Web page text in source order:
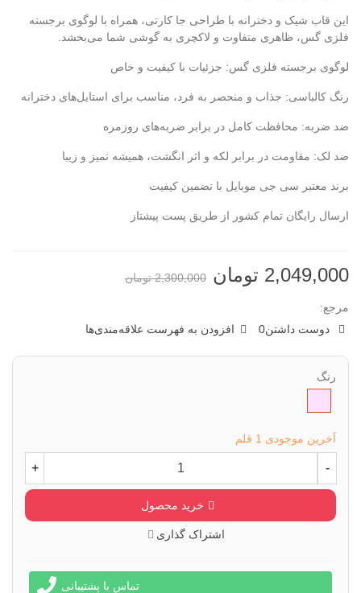
این قاب شیک و دخترانه با طراحی جا کارتی، همراه با لوگوی برجسته
فلزی گس، ظاهری متفاوت و لاکچری به گوشی شما می‌بخشد.
لوگوی برجسته فلزی گس: جزئیات با کیفیت و خاص
رنگ کالباسی: جذاب و منحصر به فرد، مناسب برای استایل‌های دخترانه
ضد ضربه: محافظت کامل در برابر ضربه‌های روزمره
ضد لک: مقاومت در برابر لکه و اثر انگشت، همیشه تمیز و زیبا
برند معتبر سی جی موبایل با تضمین کیفیت
ارسال رایگان تمام کشور از طریق پست پیشتاز
2,049,000 تومان 2,300,000 تومان
مرجع:
دوست داشتن0 افزودن به فهرست علاقه‌مندی‌ها
رنگ
آخرین موجودی 1 قلم
-
+
خرید محصول
اشتراک گذاری
تماس با پشتیبانی